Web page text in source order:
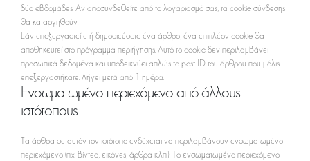
δύο εβδομάδες. Αν αποσυνδεθείτε από το λογαριασμό σας, τα cookie σύνδεσης
θα καταργηθούν.
Εάν επεξεργαστείτε ή δημοσιεύσετε ένα άρθρο, ένα επιπλέον cookie θα
αποθηκευτεί στο πρόγραμμα περιήγησης. Αυτό το cookie δεν περιλαμβάνει
προσωπικά δεδομένα και υποδεικνύει απλώς το post ID του άρθρου που μόλις
επεξεργαστήκατε. Λήγει μετά από 1 ημέρα.
Ενσωματωμένο περιεχόμενο από άλλους
ιστότοπους
Τα άρθρα σε αυτόν τον ιστότοπο ενδέχεται να περιλαμβάνουν ενσωματωμένο
περιεχόμενο (π.χ. βίντεο, εικόνες, άρθρα κ.λπ.). Το ενσωματωμένο περιεχόμενο